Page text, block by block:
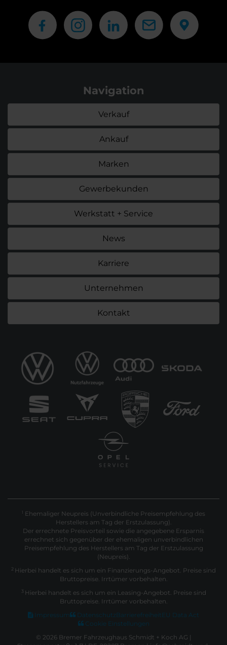
Navigation
Verkauf
Ankauf
Marken
Gewerbekunden
Werkstatt + Service
News
Karriere
Unternehmen
Kontakt
1 Ehemaliger Neupreis (Unverbindliche Preisempfehlung des
Herstellers am Tag der Erstzulassung).
Der errechnete Preisvorteil sowie die angegebene Ersparnis
errechnet sich gegenüber der ehemaligen unverbindlichen
Preisempfehlung des Herstellers am Tag der Erstzulassung
(Neupreis).
2 Hierbei handelt es sich um ein Finanzierungs-Angebot. Preise sind
Bruttopreise. Irrtümer vorbehalten.
3 Hierbei handelt es sich um ein Leasing-Angebot. Preise sind
Bruttopreise. Irrtümer vorbehalten.
Impressum
Datenschutz Barrierefreiheit EU Data Act
Cookie Einstellungen
© 2026 Bremer Fahrzeughaus Schmidt + Koch AG |